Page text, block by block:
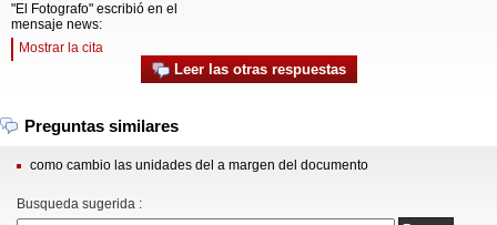
"El Fotografo" escribió en el
mensaje news:
Mostrar la cita
Leer las otras respuestas
Preguntas similares
como cambio las unidades del a margen del documento
Busqueda sugerida :